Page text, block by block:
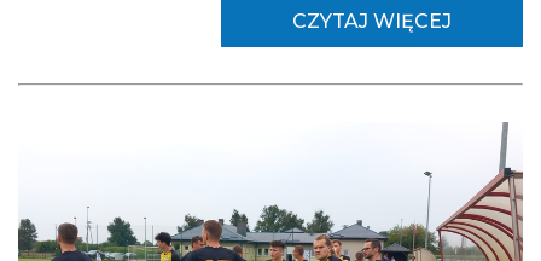
CZYTAJ WIĘCEJ